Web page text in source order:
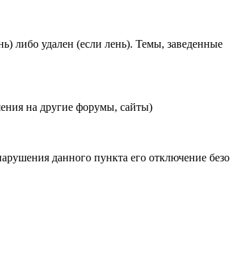
либо удален (если лень). Темы, заведенные
на другие форумы, сайты)
данного пункта его отключение безо